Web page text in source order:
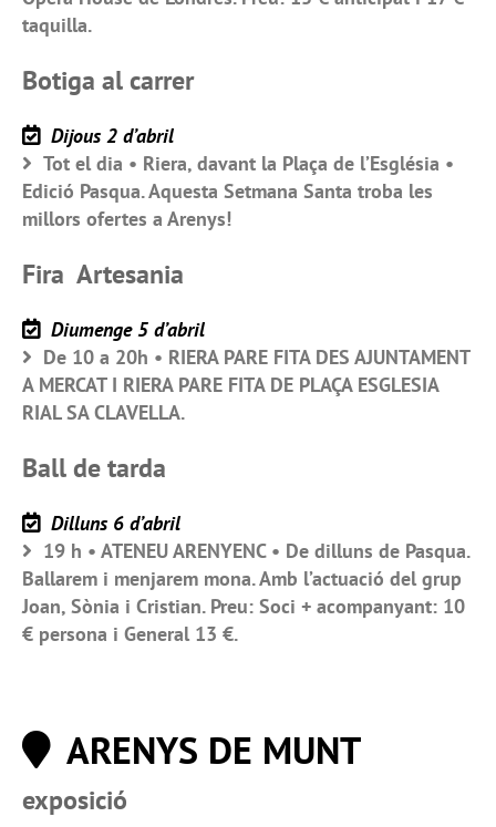
taquilla.
Botiga al carrer
Dijous 2 d’abril
Tot el dia • Riera, davant la Plaça de l’Església •
Edició Pasqua. Aquesta Setmana Santa troba les
millors ofertes a Arenys!
Fira Artesania
Diumenge 5 d’abril
De 10 a 20h • RIERA PARE FITA DES AJUNTAMENT
A MERCAT I RIERA PARE FITA DE PLAÇA ESGLESIA
RIAL SA CLAVELLA.
Ball de tarda
Dilluns 6 d’abril
19 h • ATENEU ARENYENC • De dilluns de Pasqua.
Ballarem i menjarem mona. Amb l’actuació del grup
Joan, Sònia i Cristian. Preu: Soci + acompanyant: 10
€ persona i General 13 €.
ARENYS DE MUNT
exposició